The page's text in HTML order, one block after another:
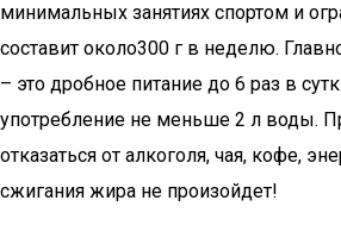
минимальных занятиях спортом и
составит около300 г в неделю.
– это дробное питание до 6 раз в
употребление не меньше 2 л воды.
отказаться от алкоголя, чая, кофе,
сжигания жира не произойдет!